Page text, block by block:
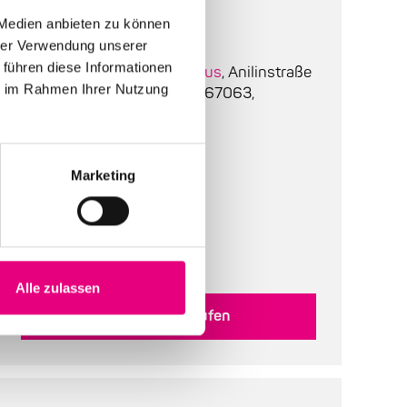
anbieten zu können
Verwendung unserer
diese Informationen
Rahmen Ihrer Nutzung
Marketing
Alle zulassen
Einlass:19:00
Ort: BASF Gesellschaftshaus, Anilinstraße
(Parkplatz), Ludwigshafen, 67063,
20 EUR
Tickets kaufen